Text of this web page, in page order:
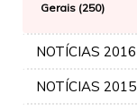
Gerais (250)
NOTÍCIAS 2016
NOTÍCIAS 2015